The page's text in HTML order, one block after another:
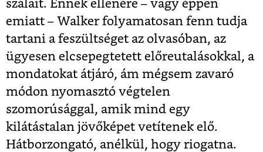
szálait. Ennek ellenére – vagy éppen
emiatt – Walker folyamatosan fenn tudja
tartani a feszültséget az olvasóban, az
ügyesen elcsepegtetett előreutalásokkal, a
mondatokat átjáró, ám mégsem zavaró
módon nyomasztó végtelen
szomorúsággal, amik mind egy
kilátástalan jövőképet vetítenek elő.
Hátborzongató, anélkül, hogy riogatna.